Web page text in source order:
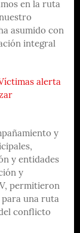
en la ruta
asumido con
integral
alerta
y
y entidades
y
permitieron
una ruta
conflicto